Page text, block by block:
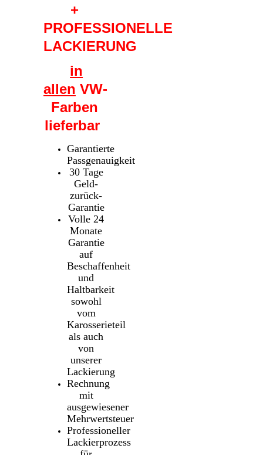
+
PROFESSIONELLE
LACKIERUNG
in
allen VW-
Farben
lieferbar
Garantierte
Passgenauigkeit
30 Tage
Geld-
zurück-
Garantie
Volle 24
Monate
Garantie
auf
Beschaffenheit
und
Haltbarkeit
sowohl
vom
Karosserieteil
als auch
von
unserer
Lackierung
Rechnung
mit
ausgewiesener
Mehrwertsteuer
Professioneller
Lackierprozess